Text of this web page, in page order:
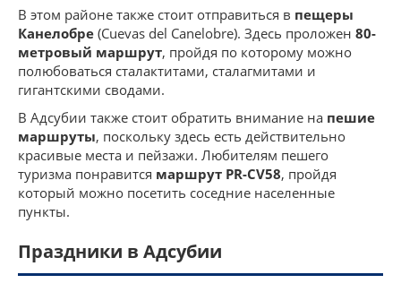
В этом районе также стоит отправиться в пещеры
Канелобре (Cuevas del Canelobre). Здесь проложен 80-
метровый маршрут, пройдя по которому можно
полюбоваться сталактитами, сталагмитами и
гигантскими сводами.
В Адсубии также стоит обратить внимание на пешие
маршруты, поскольку здесь есть действительно
красивые места и пейзажи. Любителям пешего
туризма понравится маршрут PR-CV58, пройдя
который можно посетить соседние населенные
пункты.
Праздники в Адсубии